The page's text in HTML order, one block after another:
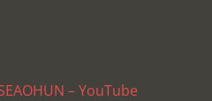
– YouTube